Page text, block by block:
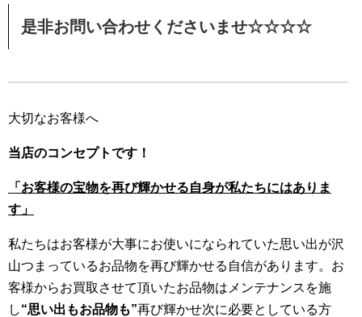
是非お問い合わせくださいませ☆☆☆☆
大切なお客様へ
当店のコンセプトです！
「お客様の宝物を再び輝かせる自身が私たちにはありま
す」
私たちはお客様が大事にお使いになられていた思い出が沢
山つまっているお品物を再び輝かせる自信があります。お
客様からお買取させて頂いたお品物はメンテナンスを施
し“思い出もお品物も”再び輝かせ次に必要としている方